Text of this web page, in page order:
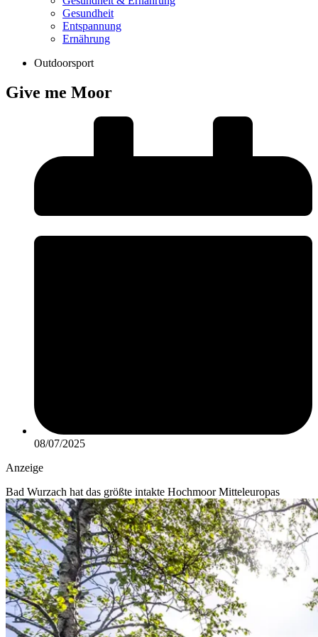
Gesundheit
Entspannung
Ernährung
Outdoorsport
Give me Moor
08/07/2025
Anzeige
Bad Wurzach hat das größte intakte Hochmoor Mitteleuropas